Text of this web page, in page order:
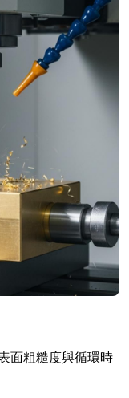
面粗糙度與循環時